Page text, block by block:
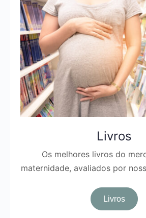
Livros
Os melhores livros do
maternidade, avaliados por
Livros